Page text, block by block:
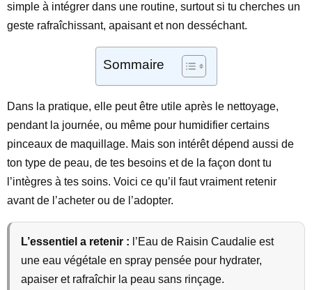
simple à intégrer dans une routine, surtout si tu cherches un
geste rafraîchissant, apaisant et non desséchant.
Sommaire
Dans la pratique, elle peut être utile après le nettoyage,
pendant la journée, ou même pour humidifier certains
pinceaux de maquillage. Mais son intérêt dépend aussi de
ton type de peau, de tes besoins et de la façon dont tu
l’intègres à tes soins. Voici ce qu’il faut vraiment retenir
avant de l’acheter ou de l’adopter.
L’essentiel a retenir : l’Eau de Raisin Caudalie est
une eau végétale en spray pensée pour hydrater,
apaiser et rafraîchir la peau sans rinçage.